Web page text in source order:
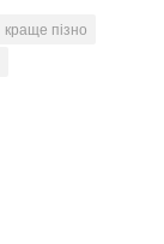
краще пізно